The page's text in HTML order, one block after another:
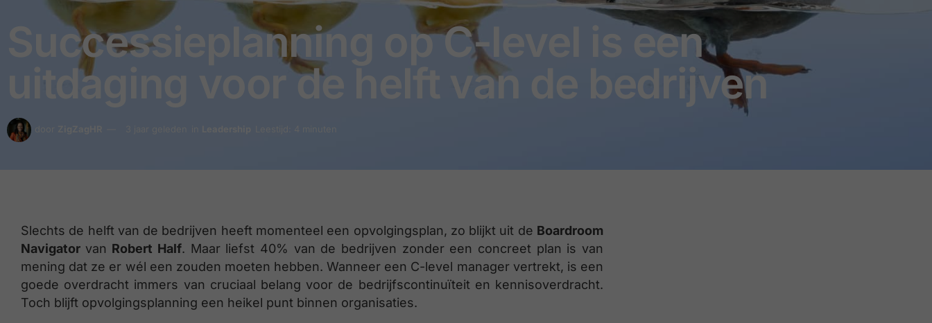
Successieplanning op C-level is een
uitdaging voor de helft van de bedrijven
Slechts de helft van de bedrijven heeft momenteel een opvolgingsplan, zo blijkt uit de Boardroom
Navigator van Robert Half. Maar liefst 40% van de bedrijven zonder een concreet plan is van
mening dat ze er wél een zouden moeten hebben. Wanneer een C-level manager vertrekt, is een
goede overdracht immers van cruciaal belang voor de bedrijfscontinuïteit en kennisoverdracht.
Toch blijft opvolgingsplanning een heikel punt binnen organisaties.